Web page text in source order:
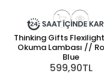
Thinking Gifts
Okuma Lambası //
Blue
599,90TL